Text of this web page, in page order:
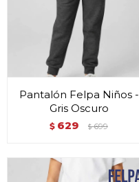
Pantalón Felpa Niños -
Gris Oscuro
$ 629 $ 699